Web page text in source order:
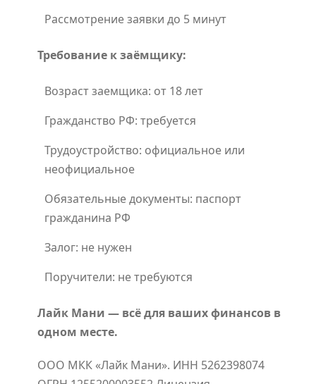
Рассмотрение заявки до 5 минут
Требование к заёмщику:
Возраст заемщика: от 18 лет
Гражданство РФ: требуется
Трудоустройство: официальное или
неофициальное
Обязательные документы: паспорт
гражданина РФ
Залог: не нужен
Поручители: не требуются
Лайк Мани — всё для ваших финансов в
одном месте.
ООО МКК «Лайк Мани». ИНН 5262398074